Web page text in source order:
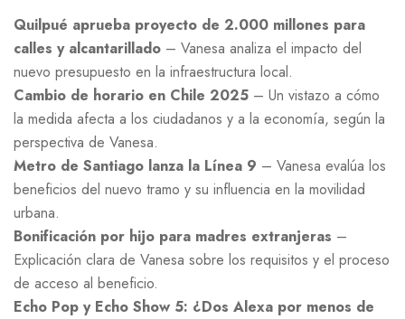
Quilpué aprueba proyecto de 2.000 millones para
calles y alcantarillado – Vanesa analiza el impacto del
nuevo presupuesto en la infraestructura local.
Cambio de horario en Chile 2025 – Un vistazo a cómo
la medida afecta a los ciudadanos y a la economía, según la
perspectiva de Vanesa.
Metro de Santiago lanza la Línea 9 – Vanesa evalúa los
beneficios del nuevo tramo y su influencia en la movilidad
urbana.
Bonificación por hijo para madres extranjeras –
Explicación clara de Vanesa sobre los requisitos y el proceso
de acceso al beneficio.
Echo Pop y Echo Show 5: ¿Dos Alexa por menos de